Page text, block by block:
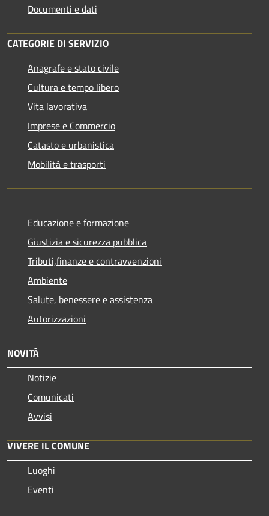
Documenti e dati
CATEGORIE DI SERVIZIO
Anagrafe e stato civile
Cultura e tempo libero
Vita lavorativa
Imprese e Commercio
Catasto e urbanistica
Mobilità e trasporti
Educazione e formazione
Giustizia e sicurezza pubblica
Tributi,finanze e contravvenzioni
Ambiente
Salute, benessere e assistenza
Autorizzazioni
NOVITÀ
Notizie
Comunicati
Avvisi
VIVERE IL COMUNE
Luoghi
Eventi